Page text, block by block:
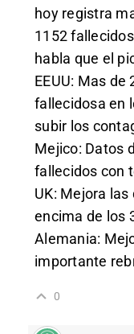
hoy registra
1152
habla que el
EEUU: Mas
fallecidosa en
subir los
Mejico: Datos
fallecidos con
UK: Mejora
encima de los
Alemania:
importante
0